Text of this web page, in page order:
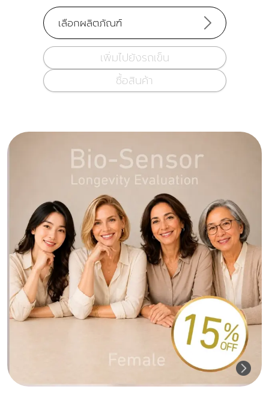
เลือกผลิตภัณฑ์
เพิ่มไปยังรถเข็น
ซื้อสินค้า